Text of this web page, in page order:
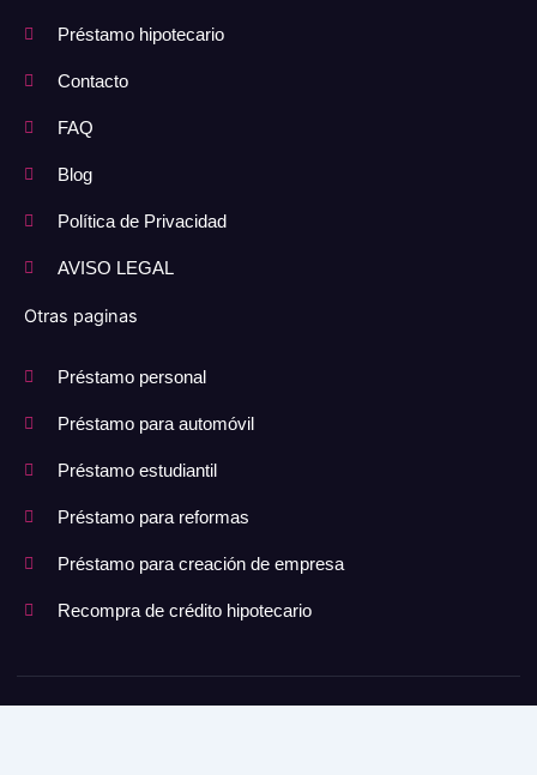
Préstamo hipotecario
Contacto
FAQ
Blog
Política de Privacidad
AVISO LEGAL
Otras paginas
Préstamo personal
Préstamo para automóvil
Préstamo estudiantil
Préstamo para reformas
Préstamo para creación de empresa
Recompra de crédito hipotecario